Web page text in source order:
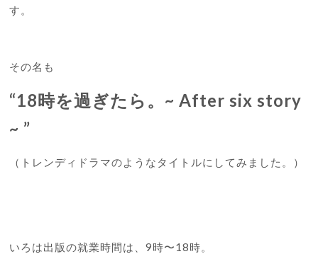
す。
その名も
“18時を過ぎたら。~ After six story
~ ”
（トレンディドラマのようなタイトルにしてみました。）
いろは出版の就業時間は、9時〜18時。